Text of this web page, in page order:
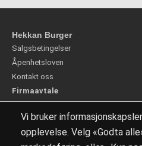
Vi bruker
opplevelse. Velg «Godta
Hekkan Burger
Salgsbetingelser
Åpenhetsloven
Kontakt oss
Firmaavtale
Våre avdelinger
Logg inn